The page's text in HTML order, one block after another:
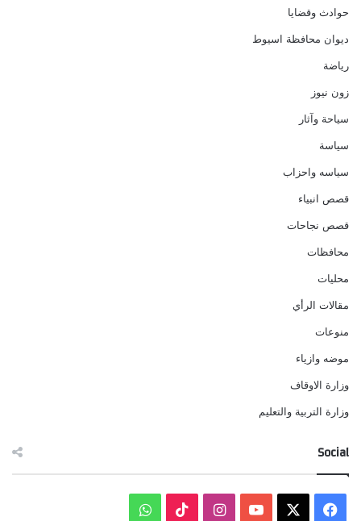
حوادث وقضايا
ديوان محافظة اسيوط
رياضة
زون نيوز
سياحة وآثار
سياسة
سياسه واحزاب
قصص انبياء
قصص نجاحات
محافظات
محليات
مقالات الرأي
منوعات
موضه وازياء
وزارة الاوقاف
وزارة التربية والتعليم
Social
فيسبوك ‫YouTubeانستقرام‫TikTokواتساب